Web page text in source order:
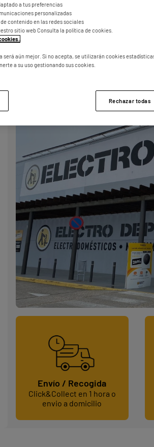
Envío / Recogida
Click&Collect en 1 hora o
envio a domicilio
a tus preferencias
personalizadas
contenido en las redes sociales
sitio web Consulta la política de cookies.
será aún mejor. Si no acepta, se utilizarán cookies
a su uso gestionando sus cookies.
Rechazar todas